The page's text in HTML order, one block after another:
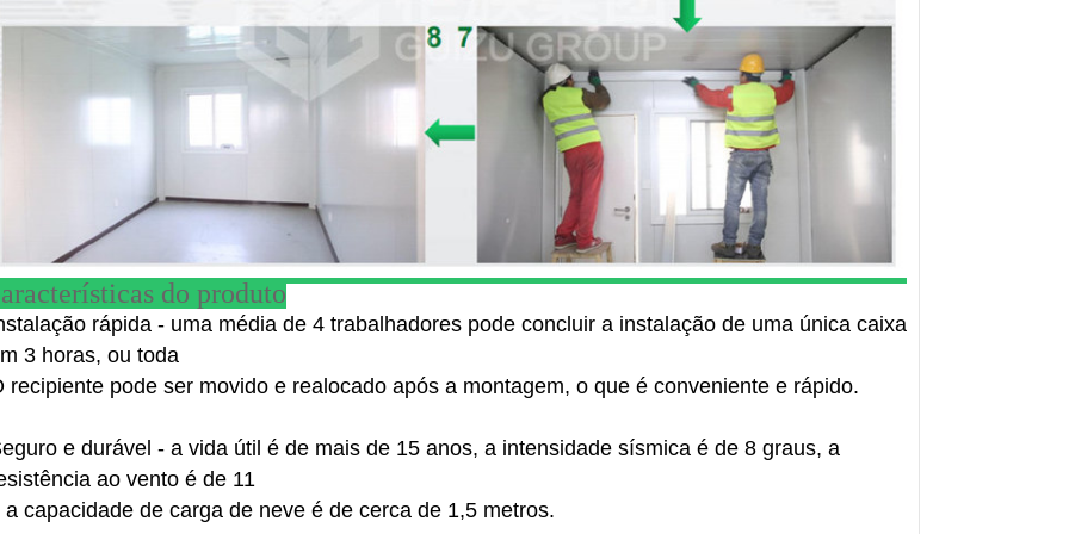
do produto
rápida - uma média de 4 trabalhadores pode concluir a instalação de uma única caixa
3 horas, ou toda
recipiente pode ser movido e realocado após a montagem, o que é conveniente e rápido.
e durável - a vida útil é de mais de 15 anos, a intensidade sísmica é de 8 graus, a
ao vento é de 11
a capacidade de carga de neve é ​​de cerca de 1,5 metros.